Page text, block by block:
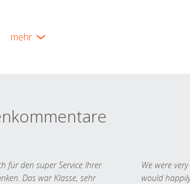
mehr
für den super Service Ihrer
Das war Klasse, sehr
We were
would